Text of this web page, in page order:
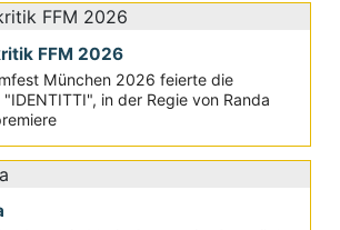
FFM 2026
München 2026 feierte die
in der Regie von Randa